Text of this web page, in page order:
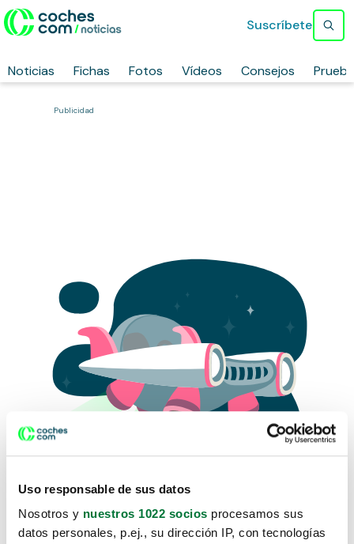
Uso responsable de sus datos
Nosotros y nuestros 1022 socios procesamos sus
datos personales, p.ej., su dirección IP, con tecnologías
Noticias Fichas Fotos Vídeos Consejos
Suscríbete
Publicidad